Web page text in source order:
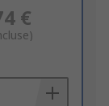
€